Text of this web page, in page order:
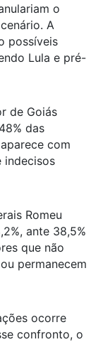
o
A
possíveis
Lula e pré-
de Goiás
das
com
indecisos
Romeu
ante 38,5%
que não
permanecem
ocorre
confronto, o